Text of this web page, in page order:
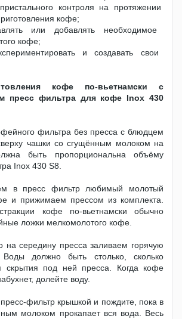
контроля на протяжении
кофе;
или добавлять необходимое
кофе;
и создавать свои
кофе по-вьетнамски с
пресс фильтра для кофе Inox 430
фильтра без пресса с блюдцем
чашки со сгущённым молоком на
быть пропорциональна объёму
Inox 430 S8.
в пресс фильтр любимый молотый
и прижимаем прессом из комплекта.
кофе по-вьетнамски обычно
ложки мелкомолотого кофе.
середину пресса заливаем горячую
должно быть столько, сколько
скрытия под ней пресса. Когда кофе
долейте воду.
фильтр крышкой и пождите, пока в
молоком прокапает вся вода. Весь